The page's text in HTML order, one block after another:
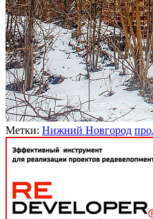
Метки: Нижний Новгород